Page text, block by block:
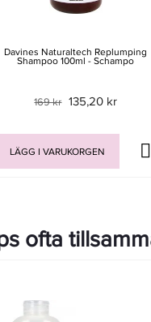
Davines Naturaltech Replumping
Shampoo 100ml - Schampo
169 kr 135,20 kr
LÄGG I VARUKORGEN
ofta